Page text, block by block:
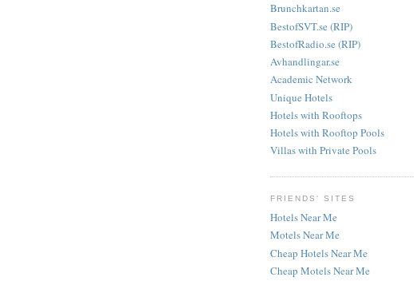
Brunchkartan.se
BestofSVT.se (RIP)
BestofRadio.se (RIP)
Avhandlingar.se
Academic Network
Unique Hotels
Hotels with Rooftops
Hotels with Rooftop Pools
Villas with Private Pools
FRIENDS' SITES
Hotels Near Me
Motels Near Me
Cheap Hotels Near Me
Cheap Motels Near Me